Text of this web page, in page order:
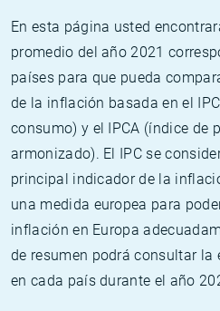
En esta página usted
promedio del año 2021
países para que pueda
de la inflación basada en el
consumo) y el IPCA (índice de
armonizado). El IPC se
principal indicador de la
una medida europea para
inflación en Europa
de resumen podrá consultar
en cada país durante el año